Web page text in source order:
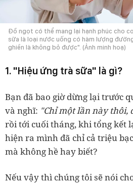
Đồ ngọt có thể mang lại hạnh phúc cho
sữa là loại nước uống có hàm lượng
ghiền là không bỏ được". (Ảnh minh hoạ)
1. "Hiệu ứng trà sữa" là gì?
Bạn đã bao giờ dừng lại trước
và nghĩ: "Chỉ một lần này thôi,
rồi tới cuối tháng, khi tổng kết
hiện ra mình đã chỉ cả triệu
mà không hề hay biết?
Nếu vậy thì chúng tôi sẽ nói